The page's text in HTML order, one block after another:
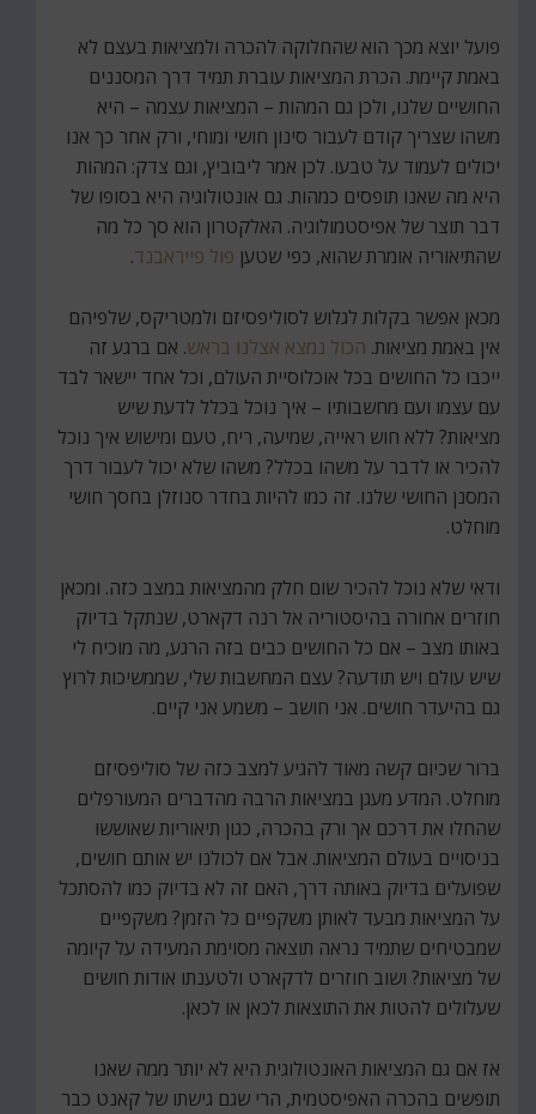
פועל יוצא מכך הוא שהחלוקה להכרה ולמציאות בעצם לא
באמת קיימת. הכרת המציאות עוברת תמיד דרך המסננים
החושיים שלנו, ולכן גם המהות – המציאות עצמה – היא
משהו שצריך קודם לעבור סינון חושי ומוחי, ורק אחר כך אנו
יכולים לעמוד על טבעו. לכן אמר ליבוביץ, וגם צדק: המהות
היא מה שאנו תופסים כמהות. גם אונטולוגיה היא בסופו של
דבר תוצר של אפיסטמולוגיה. האלקטרון הוא סך כל מה
שהתיאוריה אומרת שהוא, כפי שטען פול פייראבנד.
מכאן אפשר בקלות לגלוש לסוליפסיזם ולמטריקס, שלפיהם
אין באמת מציאות. הכול נמצא אצלנו בראש. אם ברגע זה
ייכבו כל החושים בכל אוכלוסיית העולם, וכל אחד יישאר לבד
עם עצמו ועם מחשבותיו – איך נוכל בכלל לדעת שיש
מציאות? ללא חוש ראייה, שמיעה, ריח, טעם ומישוש איך נוכל
להכיר או לדבר על משהו בכלל? משהו שלא יכול לעבור דרך
המסנן החושי שלנו. זה כמו להיות בחדר סנוזלן בחסך חושי
מוחלט.
ודאי שלא נוכל להכיר שום חלק מהמציאות במצב כזה. ומכאן
חוזרים אחורה בהיסטוריה אל רנה דקארט, שנתקל בדיוק
באותו מצב – אם כל החושים כבים בזה הרגע, מה מוכיח לי
שיש עולם ויש תודעה? עצם המחשבות שלי, שממשיכות לרוץ
גם בהיעדר חושים. אני חושב – משמע אני קיים.
ברור שכיום קשה מאוד להגיע למצב כזה של סוליפסיזם
מוחלט. המדע מעגן במציאות הרבה מהדברים המעורפלים
שהחלו את דרכם אך ורק בהכרה, כגון תיאוריות שאוששו
בניסויים בעולם המציאות. אבל אם לכולנו יש אותם חושים,
שפועלים בדיוק באותה דרך, האם זה לא בדיוק כמו להסתכל
על המציאות מבעד לאותן משקפיים כל הזמן? משקפיים
שמבטיחים שתמיד נראה תוצאה מסוימת המעידה על קיומה
של מציאות? ושוב חוזרים לדקארט ולטענתו אודות חושים
שעלולים להטות את התוצאות לכאן או לכאן.
אז אם גם המציאות האונטולוגית היא לא יותר ממה שאנו
תופשים בהכרה האפיסטמית, הרי שגם גישתו של קאנט כבר